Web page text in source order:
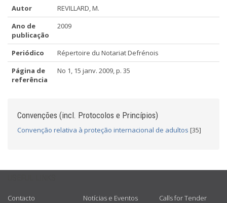
Autor
REVILLARD, M.
Ano de
publicação
2009
Periódico
Répertoire du Notariat Defrénois
Página de
referência
No 1, 15 janv. 2009, p. 35
Convenções (incl. Protocolos e Princípios)
Convenção relativa à proteção internacional de adultos [35]
Contacto
Notícias e Eventos
Calls for Tender